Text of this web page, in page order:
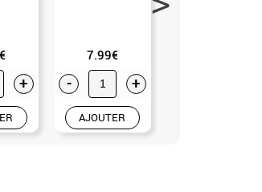
+
7.99€
- +
AJOUTER